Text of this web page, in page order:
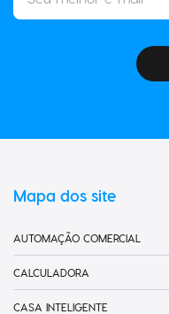
Mapa dos site
AUTOMAÇÃO COMERCIAL
Balança para PDV
CALCULADORA
Calculadora de Bonina
CASA INTELIGENTE